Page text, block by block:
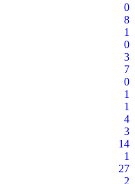
0
8
1
0
3
7
0
1
1
4
3
14
1
27
2